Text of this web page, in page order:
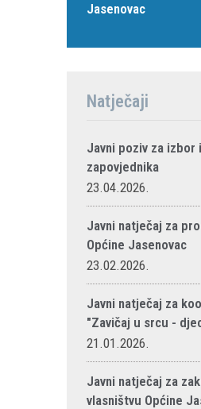
Jasenovac
Natječaji
Javni poziv za izbor
zapovjednika
23.04.2026.
Javni natječaj za
Općine Jasenovac
23.02.2026.
Javni natječaj za
"Zavičaj u srcu -
21.01.2026.
Javni natječaj za
vlasništvu Općine